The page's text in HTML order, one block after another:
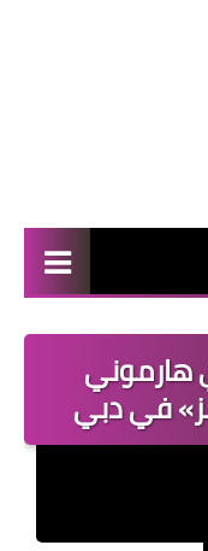
هارموني
في دبي